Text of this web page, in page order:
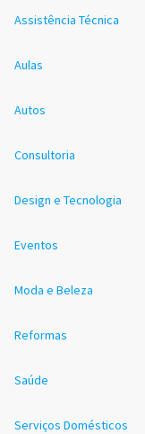
Assistência Técnica
Aulas
Autos
Consultoria
Design e Tecnologia
Eventos
Moda e Beleza
Reformas
Saúde
Serviços Domésticos